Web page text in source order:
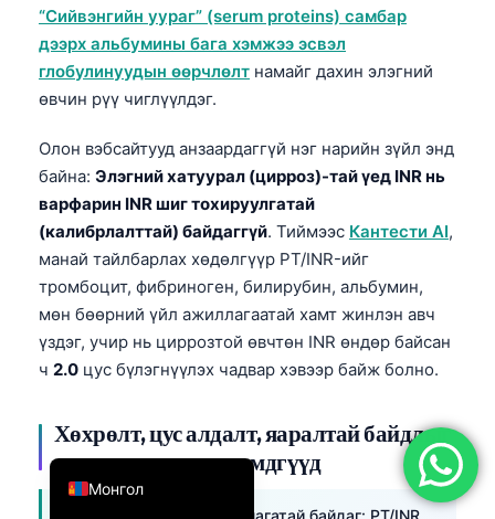
“Сийвэнгийн уураг” (serum proteins) самбар
дээрх альбумины бага хэмжээ эсвэл
глобулинуудын өөрчлөлт намайг дахин элэгний
өвчин рүү чиглүүлдэг.
Олон вэбсайтууд анзаардаггүй нэг нарийн зүйл энд
байна: Элэгний хатуурал (цирроз)-тай үед INR нь
варфарин INR шиг тохируулгатай
(калибрлалттай) байдаггүй. Тиймээс Кантести AI,
манай тайлбарлах хөдөлгүүр PT/INR-ийг
тромбоцит, фибриноген, билирубин, альбумин,
мөн бөөрний үйл ажиллагаатай хамт жинлэн авч
үздэг, учир нь циррозтой өвчтөн INR өндөр байсан
ч 2.0 цус бүлэгнүүлэх чадвар хэвээр байж болно.
Хөхрөлт, цус алдалт, яаралтай байдлыг
өөрчилдөг шинж тэмдгүүд
шаардлагатай байдаг: PT/INR
Монгол
English
العربية
Français
עִבְרִית
Italiano
Español
Português
Ελληνικά
简体中文
فارسی